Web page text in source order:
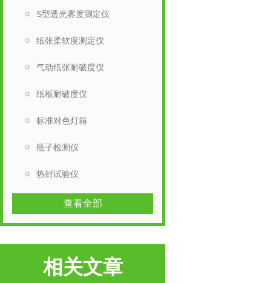
S型透光雾度测定仪
纸张柔软度测定仪
气动纸张耐破度仪
纸板耐破度仪
标准对色灯箱
瓶子检测仪
热封试验仪
查看全部
相关文章